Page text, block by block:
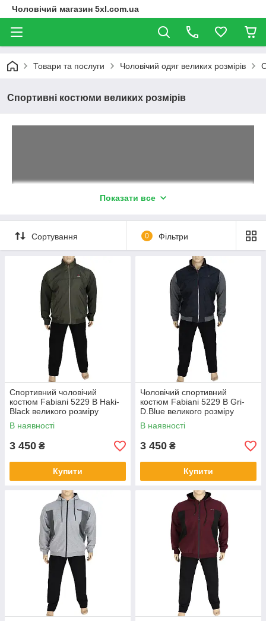
Чоловічий магазин 5xl.com.ua
Товари та послуги Чоловічий одяг великих розмірів
Спортивні костюми великих розмірів
Спортивні костюми с капюшоном та
Більш ніж 20 моделей спортивних костюмів з
капюшоном та без капюшону. Спортивний одяг з
трикотажного бавовняного полотна від перевірених
часом виробників. Є утеплені зимові моделі та
демісезонні. Замовлення приймаємо та оформлюємо
без вихідних. Дзвоніть! Допоможемо з підбором
Обрати костюм для спорту
ЯК ОБРАТИ БАВОВНЯНИЙ КОСТЮМ ДЛЯ
СПОРТУ?
1.
Найважливішим фактором вибору є зручність. Вірно
підібраний за розміром костюм не заважатиме
активним рухам під час виконання вправ чи бігу.
Краще обирати одяг точно за розміром або трохи
більше. Він гарно виглядатиме на фігурі. До того ж,
речі не за розміром можуть просто не витримати
Показати все
Сортування 0 Фільтри
Спортивний чоловічий
костюм Fabiani 5229 B Haki-
Black великого розміру
В наявності
3 450 ₴
Купити
Чоловічий спортивний
костюм Fabiani 5229 B Gri-
D.Blue великого розміру
В наявності
3 450 ₴
Купити